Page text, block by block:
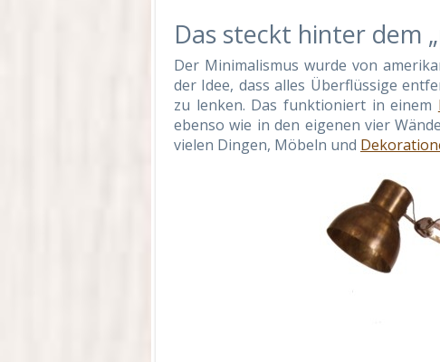
Das steckt hinter dem
Der Minimalismus wurde von
der Idee, dass alles Überflüssige
zu lenken. Das funktioniert in einem
ebenso wie in den eigenen vier
vielen Dingen, Möbeln und